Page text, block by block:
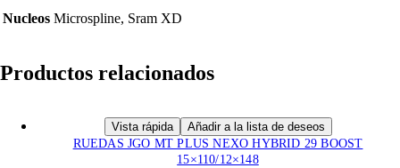
Nucleos Microspline, Sram XD
Productos relacionados
Vista rápida
Añadir a la lista de deseos
RUEDAS JGO MT PLUS NEXO HYBRID 29 BOOST
15×110/12×148